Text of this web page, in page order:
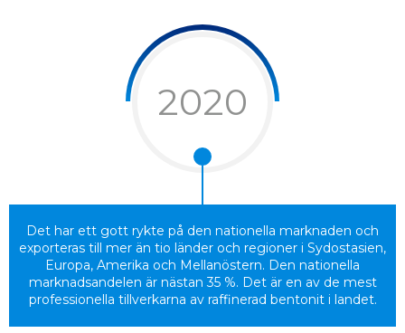
2020
Det har ett gott rykte på den nationella marknaden och
exporteras till mer än tio länder och regioner i Sydostasien,
Europa, Amerika och Mellanöstern. Den nationella
marknadsandelen är nästan 35 %. Det är en av de mest
professionella tillverkarna av raffinerad bentonit i landet.